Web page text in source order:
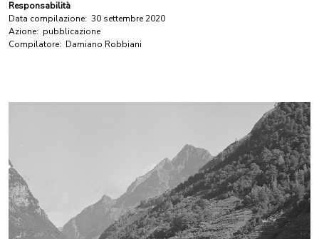
Responsabilità
Data compilazione: 30 settembre 2020
Azione: pubblicazione
Compilatore: Damiano Robbiani